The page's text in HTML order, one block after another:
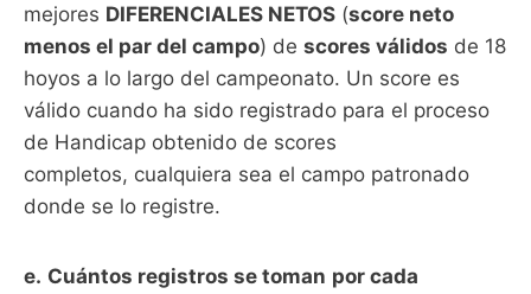
mejores DIFERENCIALES NETOS (score neto
menos el par del campo) descores válidos de 18
hoyos a lo largo del campeonato. Un score es
válido cuando ha sido registrado para el proceso
de Handicap obtenido de scores
completos, cualquiera sea el campo patronado
donde se lo registre.
e. Cuántos registros se toman por cada